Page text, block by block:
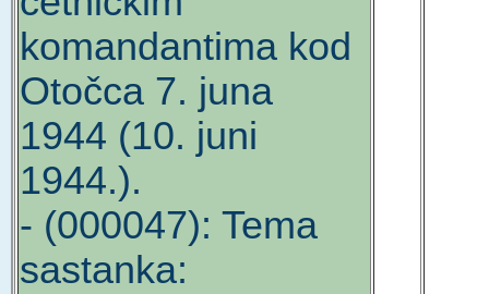
komandantima kod
Otočca 7. juna
1944 (10. juni
1944.).
- (000047): Tema
sastanka: